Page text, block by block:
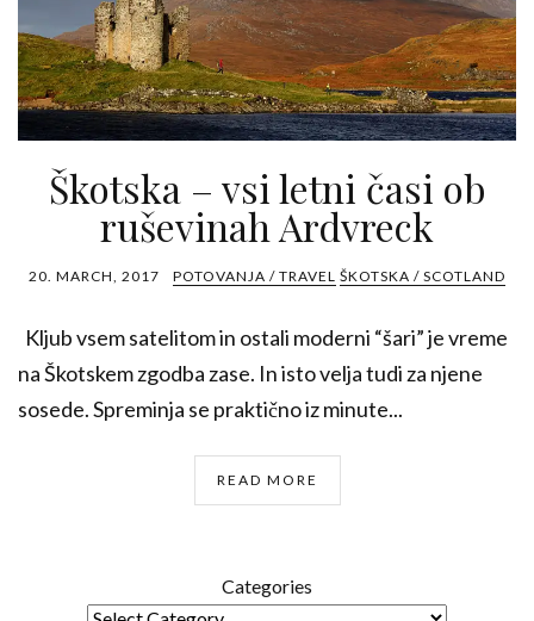
Škotska – vsi letni časi ob
ruševinah Ardvreck
20. MARCH, 2017 POTOVANJA / TRAVEL ŠKOTSKA / SCOTLAND
Kljub vsem satelitom in ostali moderni “šari” je vreme
na Škotskem zgodba zase. In isto velja tudi za njene
sosede. Spreminja se praktično iz minute...
READ MORE
Categories